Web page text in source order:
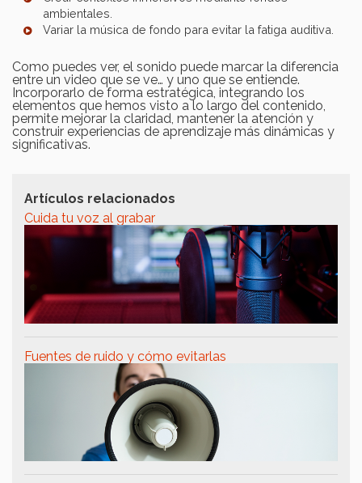
ambientales.
Variar la música de fondo para evitar la fatiga auditiva.
Como puedes ver, el sonido puede marcar la diferencia
entre un video que se ve… y uno que se entiende.
Incorporarlo de forma estratégica, integrando los
elementos que hemos visto a lo largo del contenido,
permite mejorar la claridad, mantener la atención y
construir experiencias de aprendizaje más dinámicas y
significativas.
Artículos relacionados
Cuida tu voz al grabar
Fuentes de ruido y cómo evitarlas